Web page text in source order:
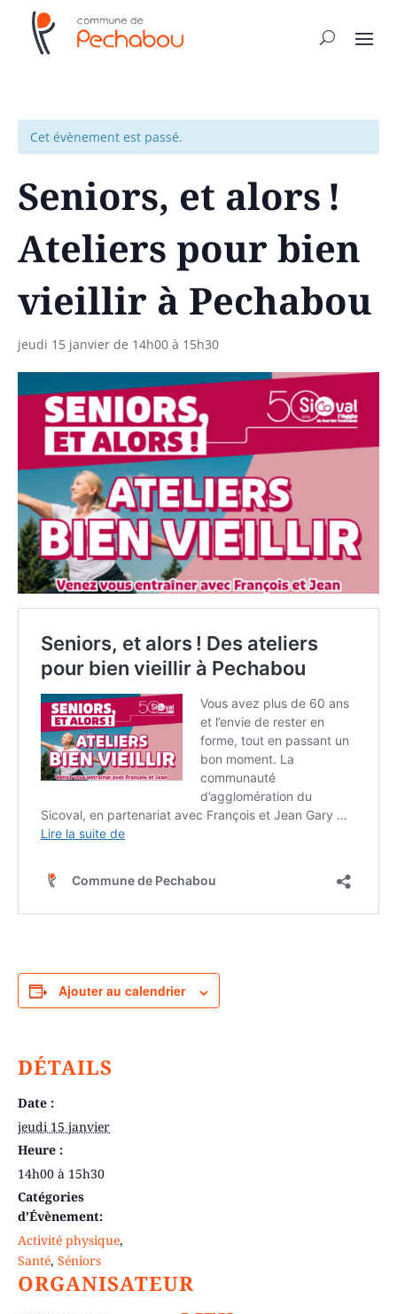
Cet évènement est passé.
Seniors, et alors !
Ateliers pour bien
vieillir à Pechabou
jeudi 15 janvier de 14h00 à 15h30
Ajouter au calendrier
DÉTAILS
Date :
jeudi 15 janvier
Heure :
14h00 à 15h30
Catégories
d’Évènement:
Activité physique,
Santé, Séniors
ORGANISATEUR